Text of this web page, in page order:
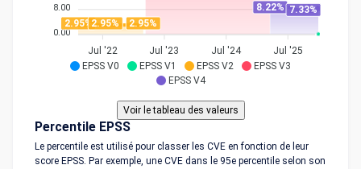
EPSS V0 EPSS V1 EPSS V2
EPSS V3
EPSS V4
8.00
0.00
2.95%2.95% 2.95%
8.22% 7.33%
Jul '22 Jul '23 Jul '24 Jul '25
Percentile EPSS
Le percentile est utilisé pour classer les CVE en fonction de leur
score EPSS. Par exemple, une CVE dans le 95e percentile selon son